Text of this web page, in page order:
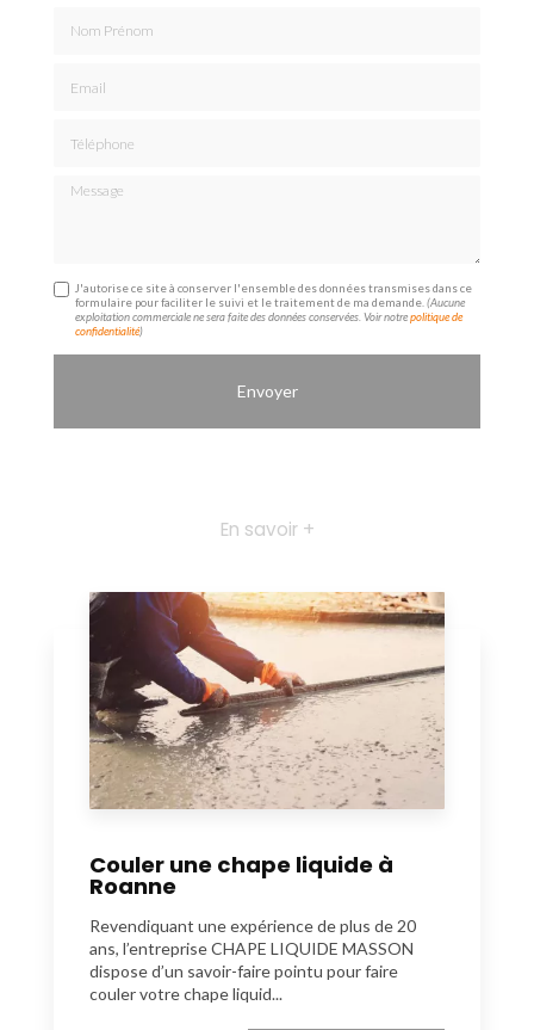
Message
J'autorise ce site à conserver l'ensemble des données transmises dans ce
formulaire pour faciliter le suivi et le traitement de ma demande.(Aucune
exploitation commerciale ne sera faite des données conservées. Voir notrepolitique de
confidentialité)
En savoir +
Couler une chape liquide à
Roanne
Revendiquant une expérience de plus de 20
ans, l’entreprise CHAPE LIQUIDE MASSON
dispose d’un savoir-faire pointu pour faire
couler votre chape liquid...